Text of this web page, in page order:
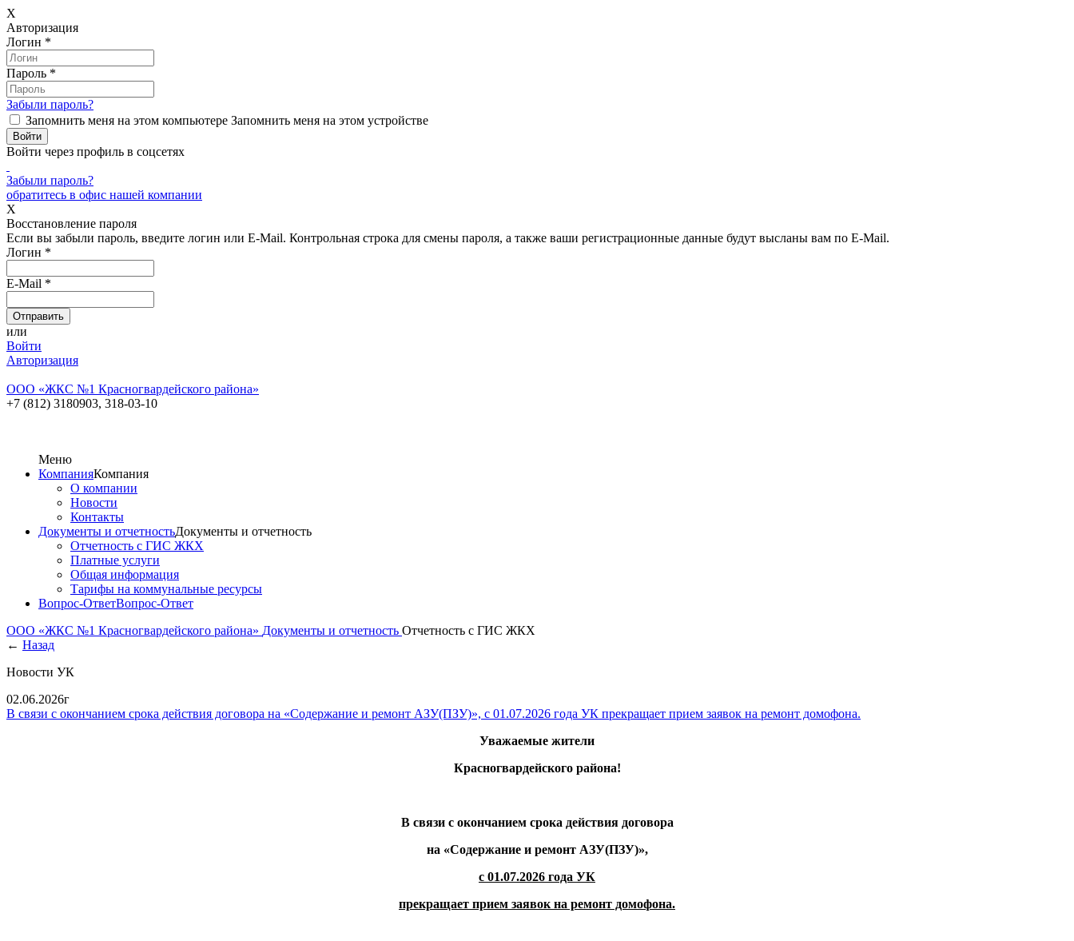
X
Авторизация
Логин *
Пароль *
Забыли пароль?
Запомнить меня на этом компьютере Запомнить меня на этом устройстве
Войти через профиль в соцсетях
Забыли пароль?
обратитесь в офис нашей компании
X
Восстановление пароля
Если вы забыли пароль, введите логин или E-Mail. Контрольная строка для смены пароля, а также ваши регистрационные данные будут высланы вам по E-Mail.
Логин *
E-Mail *
или
Войти
Авторизация
ООО «ЖКC №1 Красногвардейского района»
+7 (812) 3180903, 318-03-10
Меню
КомпанияКомпания
О компании
Новости
Контакты
Документы и отчетностьДокументы и отчетность
Отчетность с ГИС ЖКХ
Платные услуги
Общая информация
Тарифы на коммунальные ресурсы
Вопрос-ОтветВопрос-Ответ
ООО «ЖКC №1 Красногвардейского района» Документы и отчетность Отчетность с ГИС ЖКХ
← Назад
Новости УК
02.06.2026г
В связи с окончанием срока действия договора на «Содержание и ремонт АЗУ(ПЗУ)», с 01.07.2026 года УК прекращает прием заявок на ремонт домофона.
Уважаемые жители
Красногвардейского района!
В связи с окончанием срока действия договора
на «Содержание и ремонт АЗУ(ПЗУ)»,
с 01.07.2026 года УК
прекращает прием заявок на ремонт домофона.